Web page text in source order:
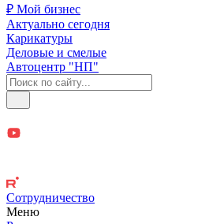
₽ Мой бизнес
Актуально сегодня
Карикатуры
Деловые и смелые
Автоцентр "НП"
Сотрудничество
Меню